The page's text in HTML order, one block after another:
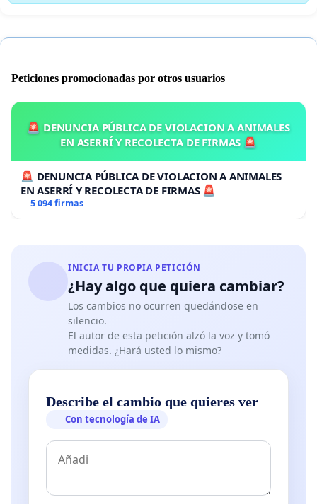
Peticiones promocionadas por otros usuarios
🚨 DENUNCIA PÚBLICA DE VIOLACION A ANIMALES
EN ASERRÍ Y RECOLECTA DE FIRMAS 🚨
🚨 DENUNCIA PÚBLICA DE VIOLACION A ANIMALES
EN ASERRÍ Y RECOLECTA DE FIRMAS 🚨
5 094 firmas
INICIA TU PROPIA PETICIÓN
¿Hay algo que quiera cambiar?
Los cambios no ocurren quedándose en
silencio.
El autor de esta petición alzó la voz y tomó
medidas. ¿Hará usted lo mismo?
Describe el cambio que quieres ver
Con tecnología de IA